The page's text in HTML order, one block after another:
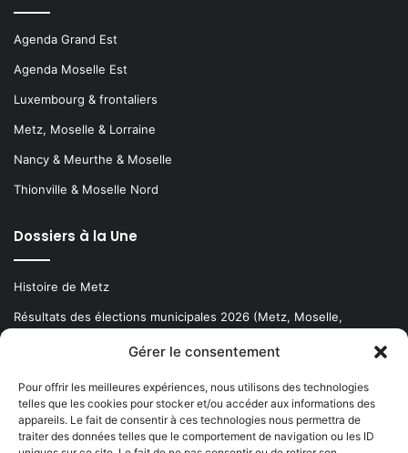
Gérer le consentement
Pour offrir les meilleures expériences, nous utilisons des technologies
telles que les cookies pour stocker et/ou accéder aux informations des
appareils. Le fait de consentir à ces technologies nous permettra de
traiter des données telles que le comportement de navigation ou les ID
Agenda Grand Est
Agenda Moselle Est
Luxembourg & frontaliers
Metz, Moselle & Lorraine
Nancy & Meurthe & Moselle
Thionville & Moselle Nord
Dossiers à la Une
Histoire de Metz
Résultats des élections municipales 2026 (Metz, Moselle,
Newsletter gratuite